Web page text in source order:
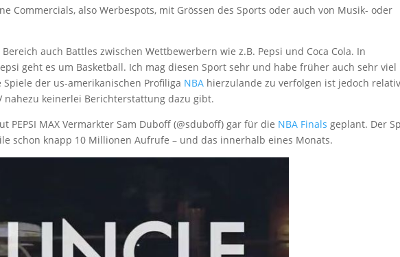
Commercials, also Werbespots, mit Grössen des Sports oder auch von Musik- oder
auch Battles zwischen Wettbewerbern wie z.B. Pepsi und Coca Cola. In
geht es um Basketball. Ich mag diesen Sport sehr und habe früher auch sehr viel
der us-amerikanischen Profiliga NBA hierzulande zu verfolgen ist jedoch relativ
nahezu keinerlei Berichterstattung dazu gibt.
PEPSI MAX Vermarkter Sam Duboff (@sduboff) gar für die NBA Finals geplant. Der
schon knapp 10 Millionen Aufrufe – und das innerhalb eines Monats.